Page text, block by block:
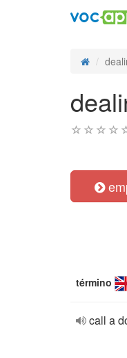
término
call a